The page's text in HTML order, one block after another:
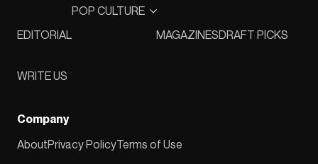
EDITORIAL
POP CULTURE
MAGAZINESDRAFT PICKS
WRITE US
Company
AboutPrivacy PolicyTerms of Use